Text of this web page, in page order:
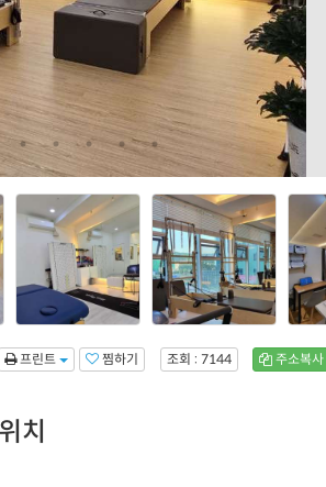
주소복사
조회 : 7144
찜하기
프린트
치